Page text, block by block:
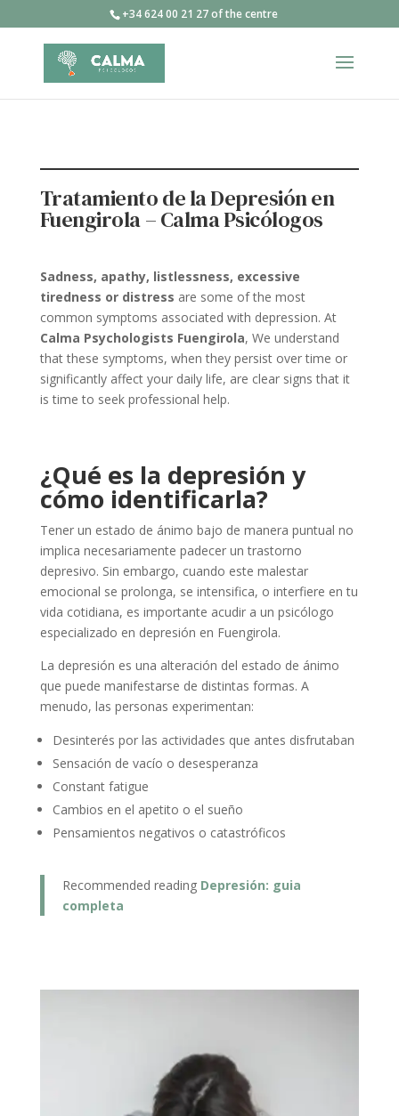
+34 624 00 21 27 of the centre
Tratamiento de la Depresión en
Fuengirola – Calma Psicólogos
Sadness, apathy, listlessness, excessive
tiredness or distress are some of the most
common symptoms associated with depression. At
Calma Psychologists Fuengirola, We understand
that these symptoms, when they persist over time or
significantly affect your daily life, are clear signs that it
is time to seek professional help.
¿Qué es la depresión y
cómo identificarla?
Tener un estado de ánimo bajo de manera puntual no
implica necesariamente padecer un trastorno
depresivo. Sin embargo, cuando este malestar
emocional se prolonga, se intensifica, o interfiere en tu
vida cotidiana, es importante acudir a un psicólogo
especializado en depresión en Fuengirola.
La depresión es una alteración del estado de ánimo
que puede manifestarse de distintas formas. A
menudo, las personas experimentan:
Desinterés por las actividades que antes disfrutaban
Sensación de vacío o desesperanza
Constant fatigue
Cambios en el apetito o el sueño
Pensamientos negativos o catastróficos
Recommended reading Depresión: guia
completa